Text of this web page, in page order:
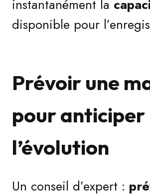
instantanément la
disponible pour
Prévoir une
pour anticiper
l’évolution
Un conseil d’expert :